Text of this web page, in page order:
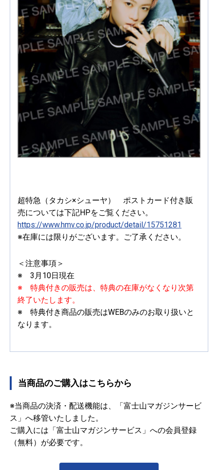
超特急（タカシ×シューヤ） ポストカード付き販
売については下記HPをご覧ください。
https://www.hmv.co.jp/product/detail/15751281
※在庫には限りがございます。ご了承ください。
＜注意事項＞
※ 3月10日現在
※ 特典付きの販売は、特典の在庫がなくなり次第
終了いたします。
※ 特典付き商品の販売はWEBのみのお取り扱いと
なります。
当商品のご購入はこちらから
※当商品の決済・配送機能は、「富士山マガジンサービ
ス」へ移管いたしました。
ご購入には「富士山マガジンサービス」への会員登録
（無料）が必要です。